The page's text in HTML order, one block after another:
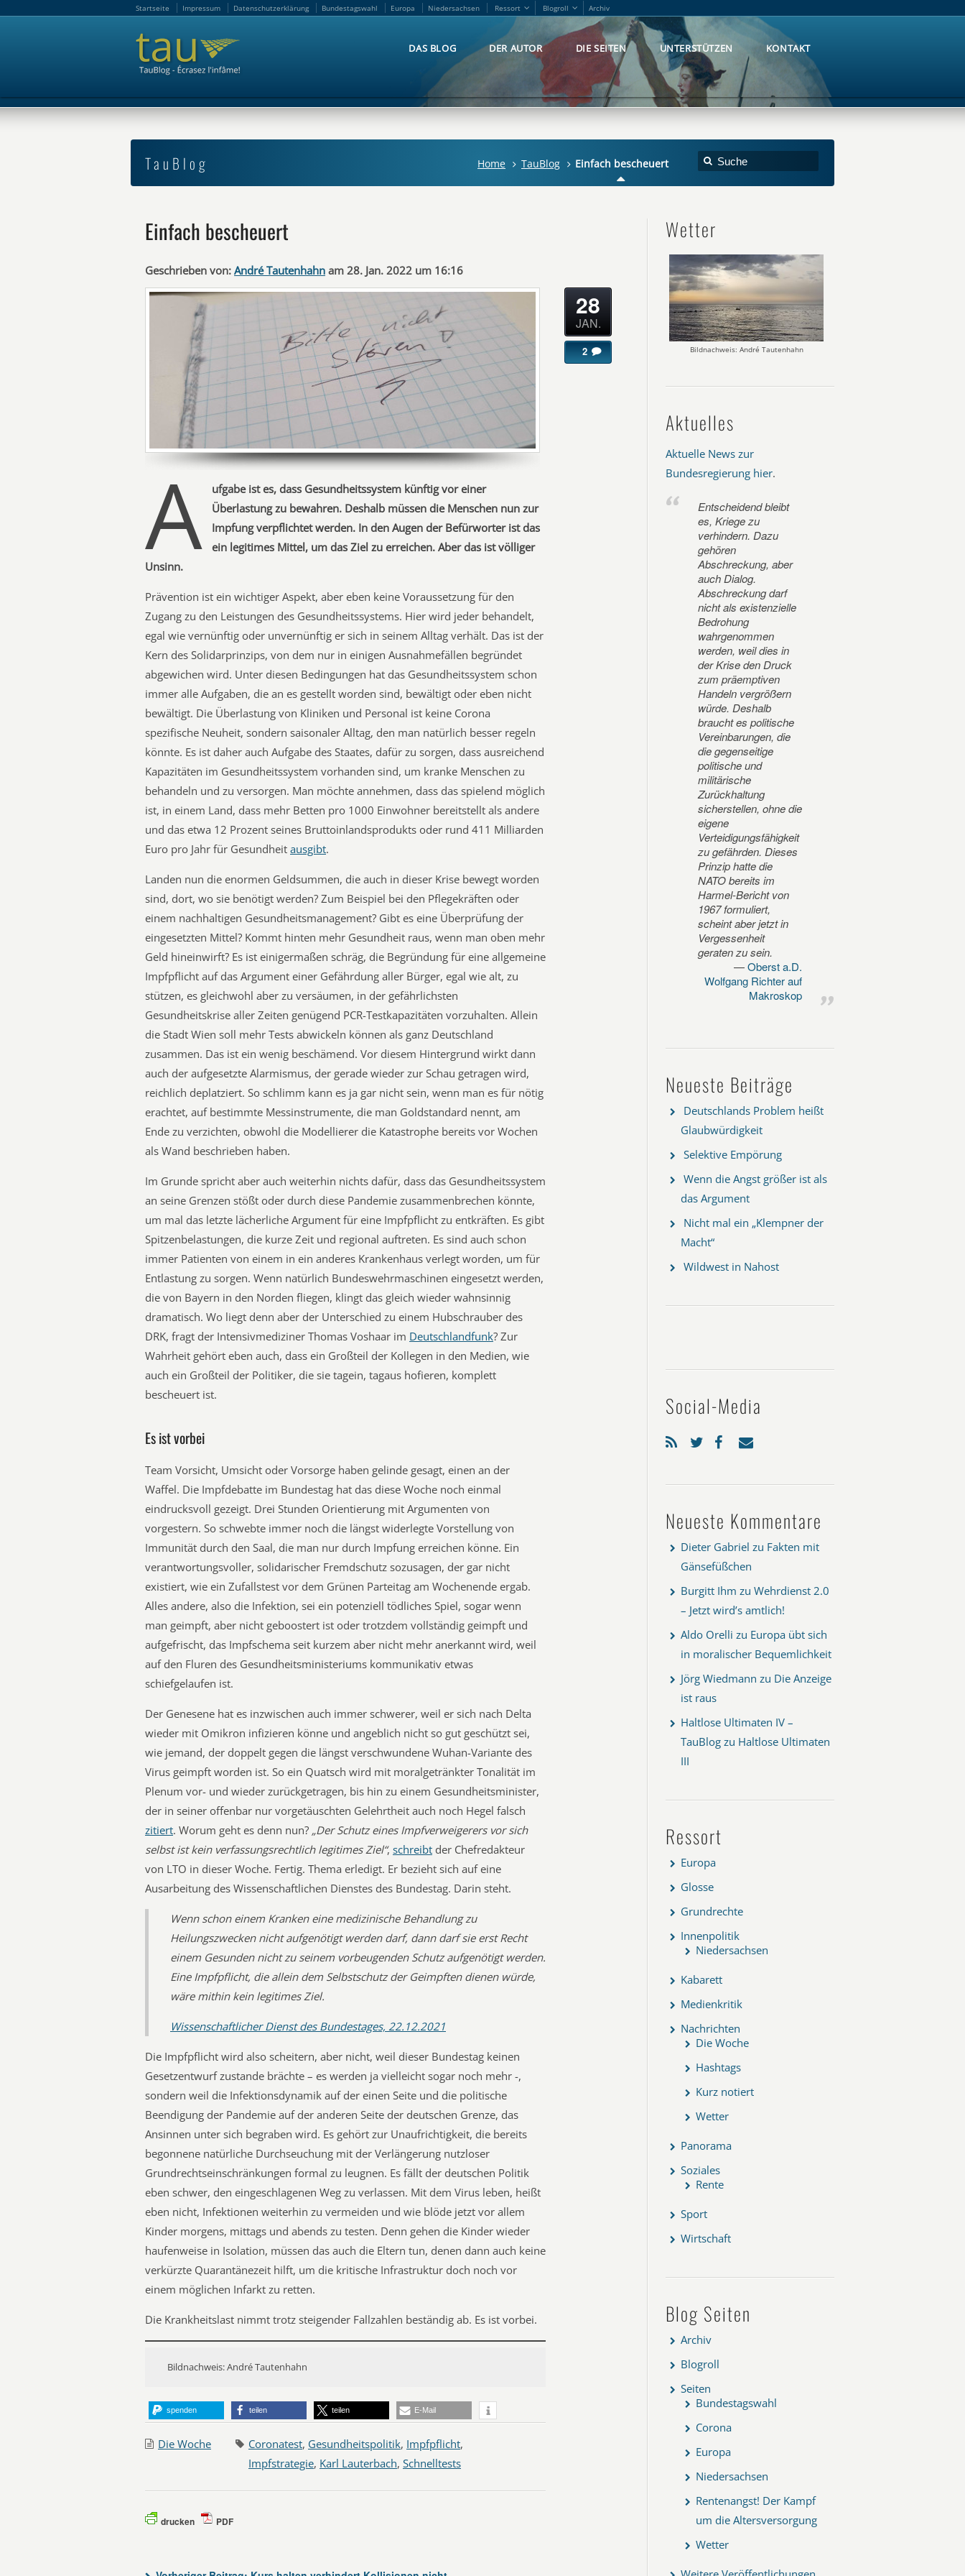
Startseite Impressum Datenschutzerklärung Bundestagswahl Europa Niedersachsen Ressort Blogroll Archiv
DAS BLOG DER AUTOR DIE SEITEN UNTERSTÜTZEN KONTAKT
TauBlog Home TauBlog Einfach bescheuert
Einfach bescheuert
Geschrieben von: André Tautenhahn am 28. Jan. 2022 um 16:16
A
ufgabe ist es, dass Gesundheitssystem künftig vor einer
Überlastung zu bewahren. Deshalb müssen die Menschen nun zur
Impfung verpflichtet werden. In den Augen der Befürworter ist das
ein legitimes Mittel, um das Ziel zu erreichen. Aber das ist völliger
Unsinn.
Prävention ist ein wichtiger Aspekt, aber eben keine Voraussetzung für den
Zugang zu den Leistungen des Gesundheitssystems. Hier wird jeder behandelt,
egal wie vernünftig oder unvernünftig er sich in seinem Alltag verhält. Das ist der
Kern des Solidarprinzips, von dem nur in einigen Ausnahmefällen begründet
abgewichen wird. Unter diesen Bedingungen hat das Gesundheitssystem schon
immer alle Aufgaben, die an es gestellt worden sind, bewältigt oder eben nicht
bewältigt. Die Überlastung von Kliniken und Personal ist keine Corona
spezifische Neuheit, sondern saisonaler Alltag, den man natürlich besser regeln
könnte. Es ist daher auch Aufgabe des Staates, dafür zu sorgen, dass ausreichend
Kapazitäten im Gesundheitssystem vorhanden sind, um kranke Menschen zu
behandeln und zu versorgen. Man möchte annehmen, dass das spielend möglich
ist, in einem Land, dass mehr Betten pro 1000 Einwohner bereitstellt als andere
und das etwa 12 Prozent seines Bruttoinlandsprodukts oder rund 411 Milliarden
Euro pro Jahr für Gesundheit ausgibt.
Landen nun die enormen Geldsummen, die auch in dieser Krise bewegt worden
sind, dort, wo sie benötigt werden? Zum Beispiel bei den Pflegekräften oder
einem nachhaltigen Gesundheitsmanagement? Gibt es eine Überprüfung der
eingesetzten Mittel? Kommt hinten mehr Gesundheit raus, wenn man oben mehr
Geld hineinwirft? Es ist einigermaßen schräg, die Begründung für eine allgemeine
Impfpflicht auf das Argument einer Gefährdung aller Bürger, egal wie alt, zu
stützen, es gleichwohl aber zu versäumen, in der gefährlichsten
Gesundheitskrise aller Zeiten genügend PCR-Testkapazitäten vorzuhalten. Allein
die Stadt Wien soll mehr Tests abwickeln können als ganz Deutschland
zusammen. Das ist ein wenig beschämend. Vor diesem Hintergrund wirkt dann
auch der aufgesetzte Alarmismus, der gerade wieder zur Schau getragen wird,
reichlich deplatziert. So schlimm kann es ja gar nicht sein, wenn man es für nötig
erachtet, auf bestimmte Messinstrumente, die man Goldstandard nennt, am
Ende zu verzichten, obwohl die Modellierer die Katastrophe bereits vor Wochen
als Wand beschrieben haben.
Im Grunde spricht aber auch weiterhin nichts dafür, dass das Gesundheitssystem
an seine Grenzen stößt oder durch diese Pandemie zusammenbrechen könnte,
um mal das letzte lächerliche Argument für eine Impfpflicht zu entkräften. Es gibt
Spitzenbelastungen, die kurze Zeit und regional auftreten. Es sind auch schon
immer Patienten von einem in ein anderes Krankenhaus verlegt worden, um für
Entlastung zu sorgen. Wenn natürlich Bundeswehrmaschinen eingesetzt werden,
die von Bayern in den Norden fliegen, klingt das gleich wieder wahnsinnig
dramatisch. Wo liegt denn aber der Unterschied zu einem Hubschrauber des
DRK, fragt der Intensivmediziner Thomas Voshaar im Deutschlandfunk? Zur
Wahrheit gehört eben auch, dass ein Großteil der Kollegen in den Medien, wie
auch ein Großteil der Politiker, die sie tagein, tagaus hofieren, komplett
bescheuert ist.
Es ist vorbei
Team Vorsicht, Umsicht oder Vorsorge haben gelinde gesagt, einen an der
Waffel. Die Impfdebatte im Bundestag hat das diese Woche noch einmal
eindrucksvoll gezeigt. Drei Stunden Orientierung mit Argumenten von
vorgestern. So schwebte immer noch die längst widerlegte Vorstellung von
Immunität durch den Saal, die man nur durch Impfung erreichen könne. Ein
verantwortungsvoller, solidarischer Fremdschutz sozusagen, der gar nicht
existiert, wie ein Zufallstest vor dem Grünen Parteitag am Wochenende ergab.
Alles andere, also die Infektion, sei ein potenziell tödliches Spiel, sogar wenn
man geimpft, aber nicht geboostert ist oder trotzdem vollständig geimpft und
aufgefrischt, das Impfschema seit kurzem aber nicht mehr anerkannt wird, weil
auf den Fluren des Gesundheitsministeriums kommunikativ etwas
schiefgelaufen ist.
Der Genesene hat es inzwischen auch immer schwerer, weil er sich nach Delta
wieder mit Omikron infizieren könne und angeblich nicht so gut geschützt sei,
wie jemand, der doppelt gegen die längst verschwundene Wuhan-Variante des
Virus geimpft worden ist. So ein Quatsch wird mit moralgetränkter Tonalität im
Plenum vor- und wieder zurückgetragen, bis hin zu einem Gesundheitsminister,
der in seiner offenbar nur vorgetäuschten Gelehrtheit auch noch Hegel falsch
zitiert. Worum geht es denn nun? „Der Schutz eines Impfverweigerers vor sich
selbst ist kein verfassungsrechtlich legitimes Ziel“, schreibt der Chefredakteur
von LTO in dieser Woche. Fertig. Thema erledigt. Er bezieht sich auf eine
Ausarbeitung des Wissenschaftlichen Dienstes des Bundestag. Darin steht.
Wenn schon einem Kranken eine medizinische Behandlung zu
Heilungszwecken nicht aufgenötigt werden darf, dann darf sie erst Recht
einem Gesunden nicht zu seinem vorbeugenden Schutz aufgenötigt werden.
Eine Impfpflicht, die allein dem Selbstschutz der Geimpften dienen würde,
wäre mithin kein legitimes Ziel.
Wissenschaftlicher Dienst des Bundestages, 22.12.2021
Die Impfpflicht wird also scheitern, aber nicht, weil dieser Bundestag keinen
Gesetzentwurf zustande brächte – es werden ja vielleicht sogar noch mehr -,
sondern weil die Infektionsdynamik auf der einen Seite und die politische
Beendigung der Pandemie auf der anderen Seite der deutschen Grenze, das
Ansinnen unter sich begraben wird. Es gehört zur Unaufrichtigkeit, die bereits
begonnene natürliche Durchseuchung mit der Verlängerung nutzloser
Grundrechtseinschränkungen formal zu leugnen. Es fällt der deutschen Politik
eben schwer, den eingeschlagenen Weg zu verlassen. Mit dem Virus leben, heißt
eben nicht, Infektionen weiterhin zu vermeiden und wie blöde jetzt vor allem
Kinder morgens, mittags und abends zu testen. Denn gehen die Kinder wieder
haufenweise in Isolation, müssen das auch die Eltern tun, denen dann auch keine
verkürzte Quarantänezeit hilft, um die kritische Infrastruktur doch noch vor
einem möglichen Infarkt zu retten.
Die Krankheitslast nimmt trotz steigender Fallzahlen beständig ab. Es ist vorbei.
Bildnachweis: André Tautenhahn
spenden teilen teilen E-Mail
28
JAN.
2
Die Woche Coronatest, Gesundheitspolitik, Impfpflicht,
Impfstrategie, Karl Lauterbach, Schnelltests
drucken PDF
Wetter
Bildnachweis: André Tautenhahn
Aktuelles
Aktuelle News zur
Bundesregierung hier.
Entscheidend bleibt
es, Kriege zu
verhindern. Dazu
gehören
Abschreckung, aber
auch Dialog.
Abschreckung darf
nicht als existenzielle
Bedrohung
wahrgenommen
werden, weil dies in
der Krise den Druck
zum präemptiven
Handeln vergrößern
würde. Deshalb
braucht es politische
Vereinbarungen, die
die gegenseitige
politische und
militärische
Zurückhaltung
sicherstellen, ohne die
eigene
Verteidigungsfähigkeit
zu gefährden. Dieses
Prinzip hatte die
NATO bereits im
Harmel-Bericht von
1967 formuliert,
scheint aber jetzt in
Vergessenheit
geraten zu sein.
Oberst a.D.
Wolfgang Richter auf
Makroskop
Neueste Beiträge
Deutschlands Problem heißt
Glaubwürdigkeit
Selektive Empörung
Wenn die Angst größer ist als
das Argument
Nicht mal ein „Klempner der
Macht“
Wildwest in Nahost
Social-Media
Neueste Kommentare
Dieter Gabriel zu Fakten mit
Gänsefüßchen
Burgitt Ihm zu Wehrdienst 2.0
– Jetzt wird’s amtlich!
Aldo Orelli zu Europa übt sich
in moralischer Bequemlichkeit
Jörg Wiedmann zu Die Anzeige
ist raus
Haltlose Ultimaten IV –
TauBlog zu Haltlose Ultimaten
III
Ressort
Europa
Glosse
Grundrechte
Innenpolitik
Niedersachsen
Kabarett
Medienkritik
Nachrichten
Die Woche
Hashtags
Kurz notiert
Wetter
Panorama
Soziales
Rente
Sport
Wirtschaft
Blog Seiten
Archiv
Blogroll
Seiten
Bundestagswahl
Corona
Europa
Niedersachsen
Rentenangst! Der Kampf
um die Altersversorgung
Wetter
Startseite Impressum Datenschutzerklärung Bundestagswahl Europa Niedersachsen Ressort Blogroll Archiv
DAS BLOG DER AUTOR DIE SEITEN UNTERSTÜTZEN KONTAKT